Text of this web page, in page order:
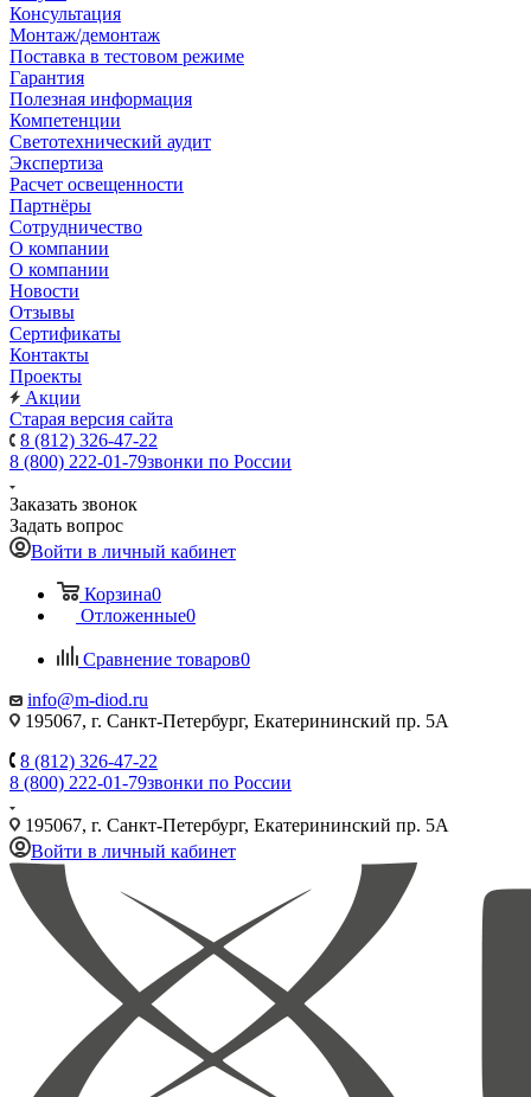
Консультация
Монтаж/демонтаж
Поставка в тестовом режиме
Гарантия
Полезная информация
Компетенции
Светотехнический аудит
Экспертиза
Расчет освещенности
Партнёры
Cотрудничество
О компании
О компании
Новости
Отзывы
Сертификаты
Контакты
Проекты
Акции
Старая версия сайта
8 (812) 326-47-22
8 (800) 222-01-79звонки по России
Заказать звонок
Задать вопрос
Войти в личный кабинет
Корзина0
Отложенные0
Сравнение товаров0
info@m-diod.ru
195067, г. Санкт-Петербург, Екатерининский пр. 5А
8 (812) 326-47-22
8 (800) 222-01-79звонки по России
195067, г. Санкт-Петербург, Екатерининский пр. 5А
Войти в личный кабинет